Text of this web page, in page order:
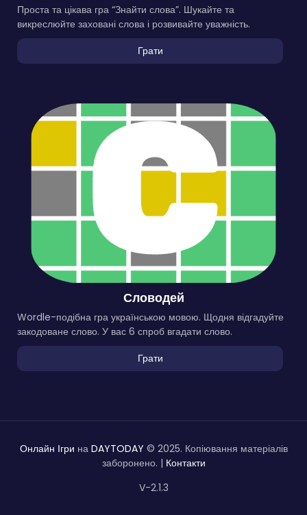
Проста та цікава гра “Знайти слова”. Шукайте та
викреслюйте заховані слова і розвивайте уважність.
Грати
Словодей
Wordle-подібна гра українською мовою. Щодня відгадуйте
закодоване слово. У вас 6 спроб вгадати слово.
Грати
Онлайн Ігри на DAYTODAY © 2025. Копіювання матеріалів
заборонено. | Контакти
V-2.1.3